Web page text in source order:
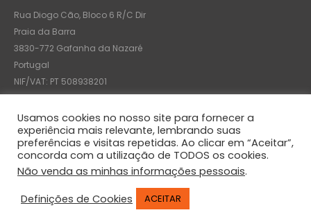
Rua Diogo Cão, Bloco 6 R/C Dir
Praia da Barra
3830-772 Gafanha da Nazaré
Portugal
NIF/VAT: PT 508938201
C.R.C.: 7004-8522-6075
© Pedro Barrento Unipessoal, Lda. 2020. All Rights Reserved
Usamos cookies no nosso site para fornecer a
experiência mais relevante, lembrando suas
preferências e visitas repetidas. Ao clicar em “Aceitar”,
concorda com a utilização de TODOS os cookies.
Não venda as minhas informações pessoais.
Definições de Cookies
ACEITAR